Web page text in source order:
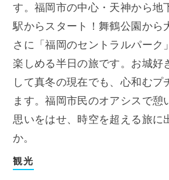
す。福岡市の中心・天神から地
駅からスタート！舞鶴公園から
さに「福岡のセントラルパーク
楽しめる半日の旅です。お城好
して真冬の現在でも、心和むプ
ます。福岡市民のオアシスで憩
思いをはせ、時空を超える旅に
か。
観光